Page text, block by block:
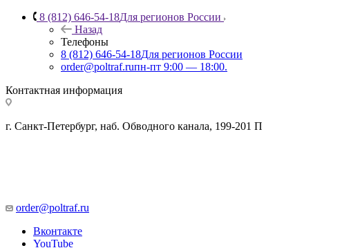
8 (812) 646-54-18Для регионов России
Назад
Телефоны
8 (812) 646-54-18Для регионов России
order@poltraf.ruпн-пт 9:00 — 18:00.
Контактная информация
г. Санкт-Петербург, наб. Обводного канала, 199-201 П
order@poltraf.ru
Вконтакте
YouTube